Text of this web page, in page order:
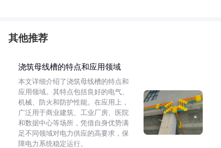
其他推荐
浇筑母线槽的特点和应用领域
本文详细介绍了浇筑母线槽的特点和
应用领域。其特点包括良好的电气、
机械、防火和防护性能。在应用上，
广泛用于商业建筑、工业厂房、医院
和数据中心等场所，凭借自身优势满
足不同领域对电力供应的高要求，保
障电力系统稳定运行。